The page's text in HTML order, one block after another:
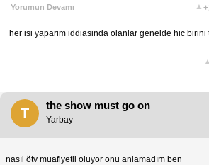
Yorumun Devamı
▲
her isi yaparim iddiasinda olanlar genelde hic birini
▲
T
the show must go on
Yarbay
nasıl ötv muafiyetli oluyor onu anlamadım ben